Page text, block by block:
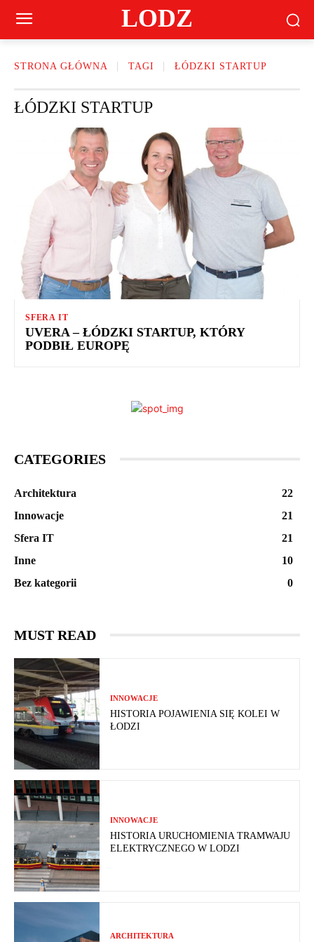
LODZ
STRONA GŁÓWNA TAGI ŁÓDZKI STARTUP
ŁÓDZKI STARTUP
SFERA IT
UVERA – ŁÓDZKI STARTUP, KTÓRY
PODBIŁ EUROPĘ
CATEGORIES
Architektura
22
Innowacje
21
Sfera IT
21
Inne
10
Bez kategorii
0
MUST READ
INNOWACJE
HISTORIA POJAWIENIA SIĘ KOLEI W
ŁODZI
INNOWACJE
HISTORIA URUCHOMIENIA TRAMWAJU
ELEKTRYCZNEGO W LODZI
ARCHITEKTURA